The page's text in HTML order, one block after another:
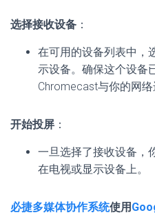
选择接收设备 ：
在可用的设备列表中，
示设备。确保这个设备
Chromecast与你的网络
开始投屏 ：
一旦选择了接收设备，
在电视或显示设备上。
必捷多媒体协作系统使用